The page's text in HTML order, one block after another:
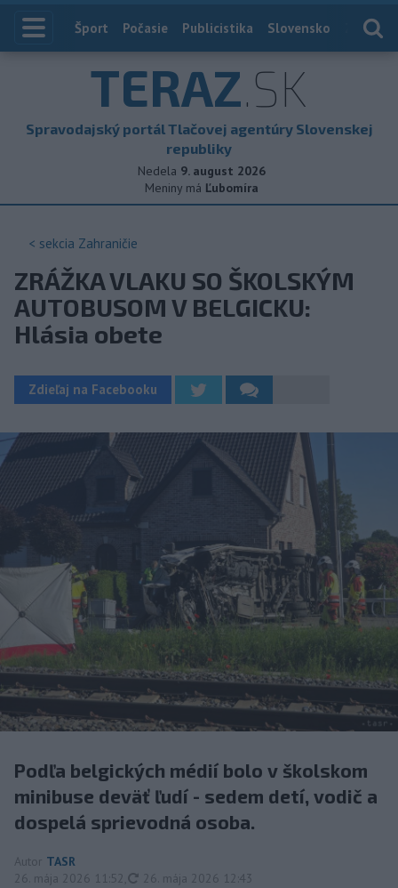
Index
Šport Počasie Publicistika Slovensko
TERAZ.SK
Spravodajský portál Tlačovej agentúry Slovenskej
republiky
Nedela 9. august 2026
Meniny má Ľubomíra
< sekcia Zahraničie
ZRÁŽKA VLAKU SO ŠKOLSKÝM
AUTOBUSOM V BELGICKU:
Hlásia obete
Zdieľaj na Facebooku
Podľa belgických médií bolo v školskom
minibuse deväť ľudí - sedem detí, vodič a
dospelá sprievodná osoba.
Autor TASR
26. mája 2026 11:52
aktualizované
26. mája 2026 12:43